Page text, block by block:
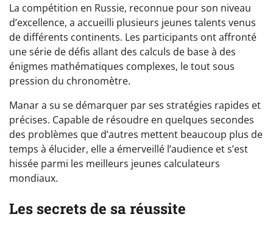
La compétition en Russie, reconnue pour son niveau
d’excellence, a accueilli plusieurs jeunes talents venus
de différents continents. Les participants ont affronté
une série de défis allant des calculs de base à des
énigmes mathématiques complexes, le tout sous
pression du chronomètre.
Manar a su se démarquer par ses stratégies rapides et
précises. Capable de résoudre en quelques secondes
des problèmes que d’autres mettent beaucoup plus de
temps à élucider, elle a émerveillé l’audience et s’est
hissée parmi les meilleurs jeunes calculateurs
mondiaux.
Les secrets de sa réussite